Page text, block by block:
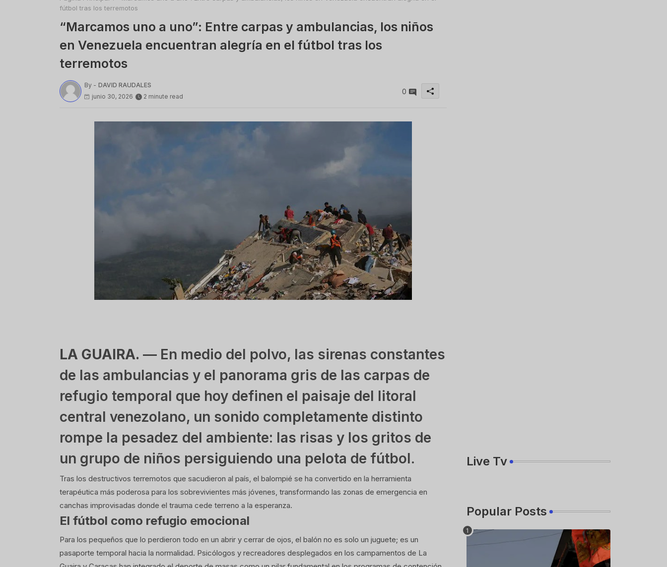
fútbol tras los terremotos
“Marcamos uno a uno”: Entre carpas y ambulancias, los niños
en Venezuela encuentran alegría en el fútbol tras los
terremotos
By - DAVID RAUDALES
junio 30, 2026
2 minute read
0
LA GUAIRA. — En medio del polvo, las sirenas constantes
de las ambulancias y el panorama gris de las carpas de
refugio temporal que hoy definen el paisaje del litoral
central venezolano, un sonido completamente distinto
rompe la pesadez del ambiente: las risas y los gritos de
un grupo de niños persiguiendo una pelota de fútbol.
Tras los destructivos terremotos que sacudieron al país, el balompié se ha convertido en la herramienta
terapéutica más poderosa para los sobrevivientes más jóvenes, transformando las zonas de emergencia en
canchas improvisadas donde el trauma cede terreno a la esperanza.
El fútbol como refugio emocional
Para los pequeños que lo perdieron todo en un abrir y cerrar de ojos, el balón no es solo un juguete; es un
pasaporte temporal hacia la normalidad. Psicólogos y recreadores desplegados en los campamentos de La
Live Tv
Popular Posts